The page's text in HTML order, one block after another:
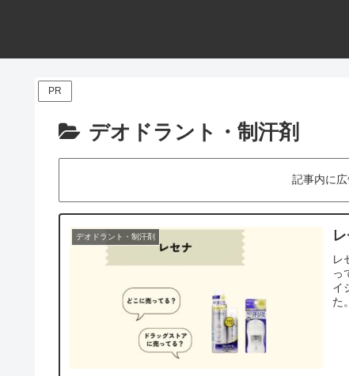
PR
デオドラント・制汗剤
記事内に広
デオドラント・制汗剤
レ
っ
イ
た。